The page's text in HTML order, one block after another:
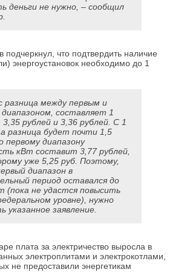
деньги не нужно, – сообщил
подчеркнул, что подтвердить наличие
энергоустановок необходимо до 1
разница между первым и
составляет 1
3,35 рублей и 3,36 рублей. С 1
разница будет почти 1,5
первому диапазону
кВт составит 3,77 рублей,
уже 5,25 руб. Поэтому,
диапазон в
период оставался до
(пока не удастся повысить
уровне), нужно
указанное заявление.
плата за электричество выросла в
электроплитами и электрокотлами,
не предоставили энергетикам